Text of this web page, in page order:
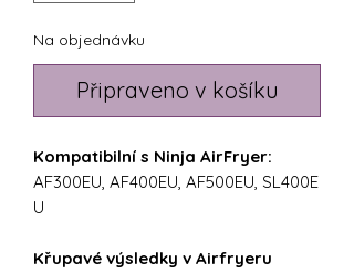
Na objednávku
Připraveno v košíku
Kompatibilní s Ninja AirFryer:
AF300EU, AF400EU, AF500EU, SL400E
U
Křupavé výsledky v Airfryeru